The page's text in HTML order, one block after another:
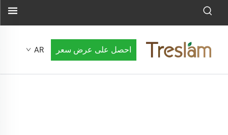
احصل على عرض سعر AR